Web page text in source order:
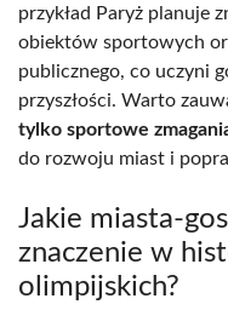
przykład Paryż planuje
obiektów sportowych
publicznego, co uczyni
przyszłości. Warto
tylko sportowe
do rozwoju miast i
Jakie miasta-
znaczenie w
olimpijskich?